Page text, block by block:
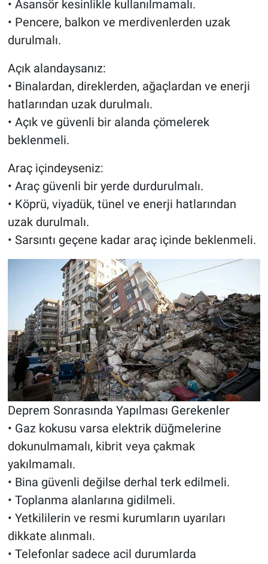
• Asansör kesinlikle kullanılmamalı.
• Pencere, balkon ve merdivenlerden uzak
durulmalı.
Açık alandaysanız:
• Binalardan, direklerden, ağaçlardan ve enerji
hatlarından uzak durulmalı.
• Açık ve güvenli bir alanda çömelerek
beklenmeli.
Araç içindeyseniz:
• Araç güvenli bir yerde durdurulmalı.
• Köprü, viyadük, tünel ve enerji hatlarından
uzak durulmalı.
• Sarsıntı geçene kadar araç içinde beklenmeli.
Deprem Sonrasında Yapılması Gerekenler
• Gaz kokusu varsa elektrik düğmelerine
dokunulmamalı, kibrit veya çakmak
yakılmamalı.
• Bina güvenli değilse derhal terk edilmeli.
• Toplanma alanlarına gidilmeli.
• Yetkililerin ve resmi kurumların uyarıları
dikkate alınmalı.
• Telefonlar sadece acil durumlarda